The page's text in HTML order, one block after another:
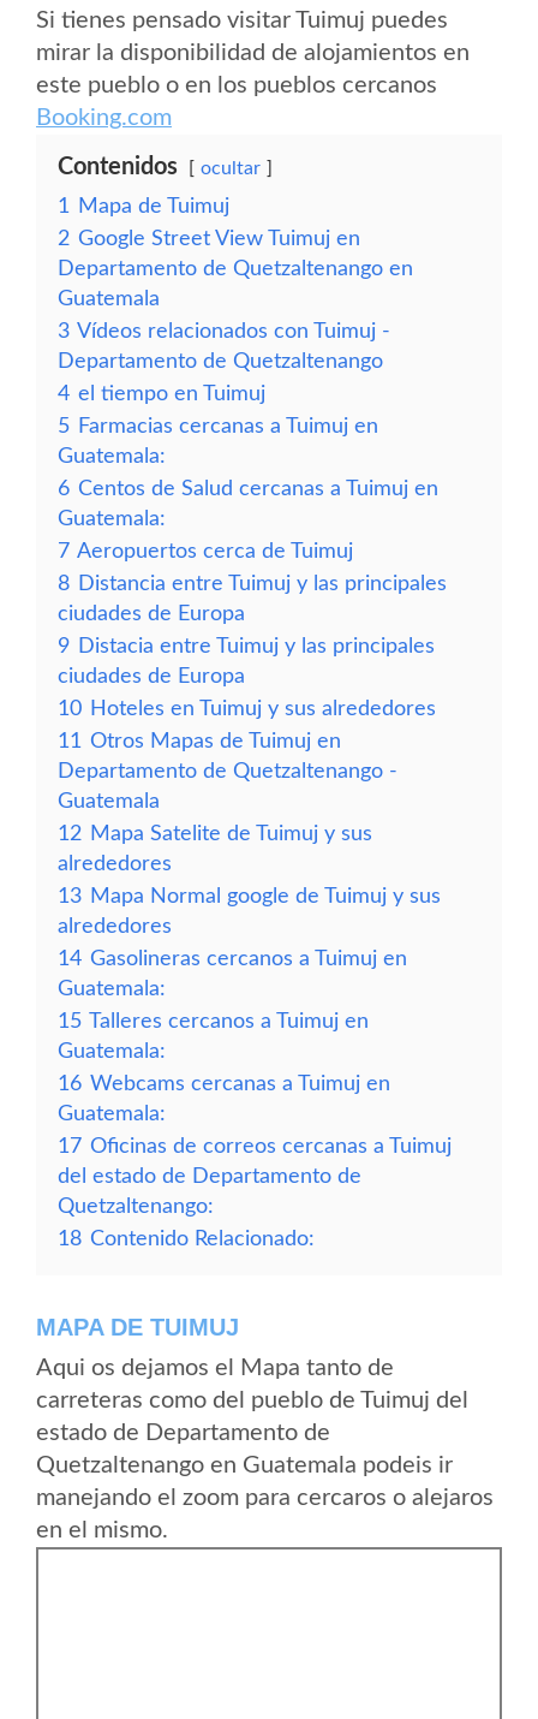
Si tienes pensado visitar Tuimuj puedes
mirar la disponibilidad de alojamientos en
este pueblo o en los pueblos cercanos
Booking.com
Contenidos ocultar
1
Mapa de Tuimuj
2 Google Street View Tuimuj en
Departamento de Quetzaltenango en
Guatemala
3 Vídeos relacionados con Tuimuj -
Departamento de Quetzaltenango
4 el tiempo en Tuimuj
5 Farmacias cercanas a Tuimuj en
Guatemala:
6 Centos de Salud cercanas a Tuimuj en
Guatemala:
7 Aeropuertos cerca de Tuimuj
8 Distancia entre Tuimuj y las principales
ciudades de Europa
9 Distacia entre Tuimuj y las principales
ciudades de Europa
10 Hoteles en Tuimuj y sus alrededores
11 Otros Mapas de Tuimuj en
Departamento de Quetzaltenango -
Guatemala
12 Mapa Satelite de Tuimuj y sus
alrededores
13 Mapa Normal google de Tuimuj y sus
alrededores
14 Gasolineras cercanos a Tuimuj en
Guatemala:
15 Talleres cercanos a Tuimuj en
Guatemala:
16 Webcams cercanas a Tuimuj en
Guatemala:
17 Oficinas de correos cercanas a Tuimuj
del estado de Departamento de
Quetzaltenango:
18 Contenido Relacionado:
MAPA DE TUIMUJ
Aqui os dejamos el Mapa tanto de
carreteras como del pueblo de Tuimuj del
estado de Departamento de
Quetzaltenango en Guatemala podeis ir
manejando el zoom para cercaros o alejaros
en el mismo.